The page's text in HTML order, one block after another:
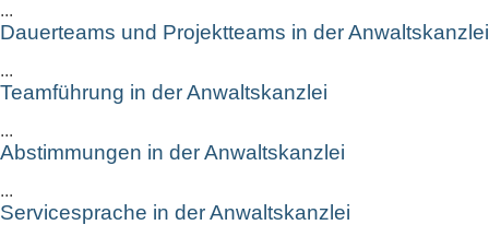
...
Dauerteams und Projektteams in der Anwaltskanzlei
...
Teamführung in der Anwaltskanzlei
...
Abstimmungen in der Anwaltskanzlei
...
Servicesprache in der Anwaltskanzlei